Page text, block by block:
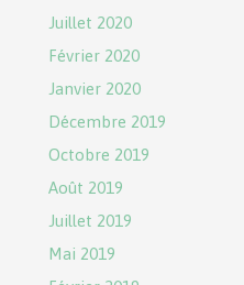
Juillet 2020
Février 2020
Janvier 2020
Décembre 2019
Octobre 2019
Août 2019
Juillet 2019
Mai 2019